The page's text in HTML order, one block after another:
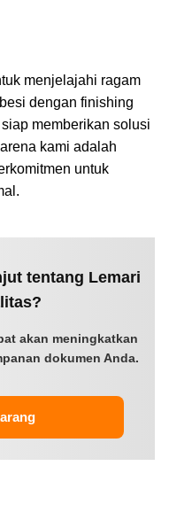
menjelajahi ragam
dengan finishing
memberikan solusi
kami adalah
untuk
tentang Lemari
akan meningkatkan
dokumen Anda.